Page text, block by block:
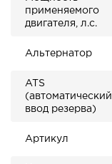
применяемого
двигателя, л.с.
Альтернатор
ATS
(автоматический
ввод резерва)
Артикул